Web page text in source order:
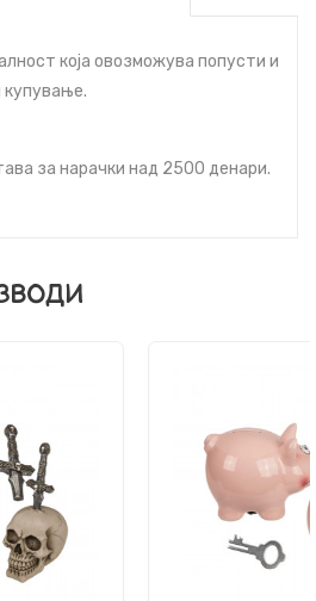
која овозможува попусти и
купување.
за нарачки над 2500 денари.